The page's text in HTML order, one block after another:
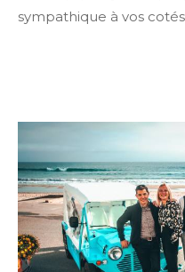
sympathique à vos cotés